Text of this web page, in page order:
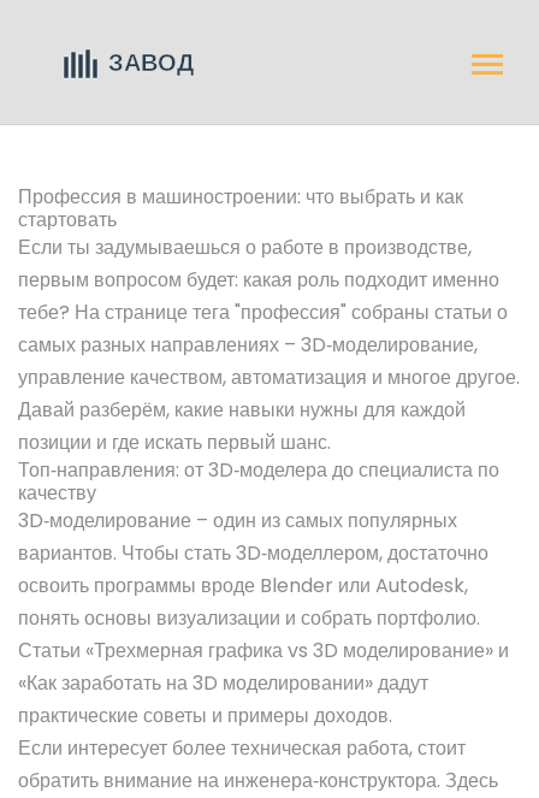
Профессия в машиностроении: что выбрать и как
стартовать
Если ты задумываешься о работе в производстве,
первым вопросом будет: какая роль подходит именно
тебе? На странице тега "профессия" собраны статьи о
самых разных направлениях – 3D‑моделирование,
управление качеством, автоматизация и многое другое.
Давай разберём, какие навыки нужны для каждой
позиции и где искать первый шанс.
Топ‑направления: от 3D‑моделера до специалиста по
качеству
3D‑моделирование – один из самых популярных
вариантов. Чтобы стать 3D‑моделлером, достаточно
освоить программы вроде Blender или Autodesk,
понять основы визуализации и собрать портфолио.
Статьи «Трехмерная графика vs 3D моделирование» и
«Как заработать на 3D моделировании» дадут
практические советы и примеры доходов.
Если интересует более техническая работа, стоит
обратить внимание на инженера‑конструктора. Здесь